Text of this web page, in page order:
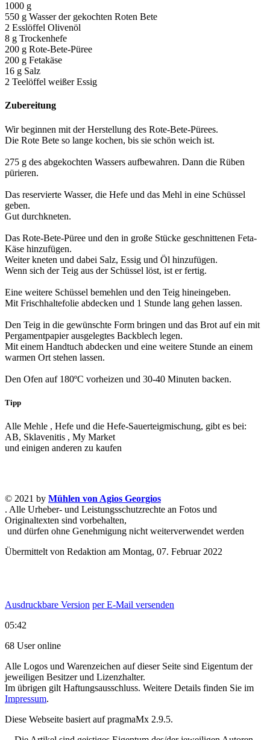
1000 g
550 g Wasser der gekochten Roten Bete
2 Esslöffel Olivenöl
8 g Trockenhefe
200 g Rote-Bete-Püree
200 g Fetakäse
16 g Salz
2 Teelöffel weißer Essig
Zubereitung
Wir beginnen mit der Herstellung des Rote-Bete-Pürees.
Die Rote Bete so lange kochen, bis sie schön weich ist.
275 g des abgekochten Wassers aufbewahren. Dann die Rüben
pürieren.
Das reservierte Wasser, die Hefe und das Mehl in eine Schüssel
geben.
Gut durchkneten.
Das Rote-Bete-Püree und den in große Stücke geschnittenen Feta-
Käse hinzufügen.
Weiter kneten und dabei Salz, Essig und Öl hinzufügen.
Wenn sich der Teig aus der Schüssel löst, ist er fertig.
Eine weitere Schüssel bemehlen und den Teig hineingeben.
Mit Frischhaltefolie abdecken und 1 Stunde lang gehen lassen.
Den Teig in die gewünschte Form bringen und das Brot auf ein mit
Pergamentpapier ausgelegtes Backblech legen.
Mit einem Handtuch abdecken und eine weitere Stunde an einem
warmen Ort stehen lassen.
Den Ofen auf 180ºC vorheizen und 30-40 Minuten backen.
Tipp
Alle Mehle , Hefe und die Hefe-Sauerteigmischung, gibt es bei:
AB, Sklavenitis , My Market
und einigen anderen zu kaufen
© 2021 by Mühlen von Agios Georgios
. Alle Urheber- und Leistungsschutzrechte an Fotos und
Originaltexten sind vorbehalten,
und dürfen ohne Genehmigung nicht weiterverwendet werden
Übermittelt von Redaktion am Montag, 07. Februar 2022
Ausdruckbare Version per E-Mail versenden
05:42
68 User online
Alle Logos und Warenzeichen auf dieser Seite sind Eigentum der
jeweiligen Besitzer und Lizenzhalter.
Im übrigen gilt Haftungsausschluss. Weitere Details finden Sie im
Impressum.
Diese Webseite basiert auf pragmaMx 2.9.5.